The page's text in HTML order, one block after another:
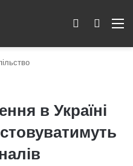
Пошук
Switch skin
в Україні